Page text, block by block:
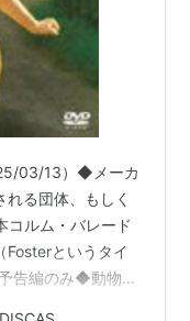
03/13）◆メーカ
る団体、もしく
コルム・バレード
Fosterというタイ
告編のみ◆動物全